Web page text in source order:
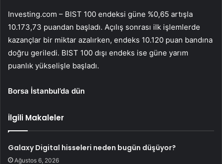
Investing.com – BIST 100 endeksi güne %0,65 artışla
10.173,73 puandan başladı. Açılış sonrası ilk işlemlerde
kazançlar bir miktar azalırken, endeks 10.120 puan bandına
doğru geriledi. BIST 100 dışı endeks ise güne yarım
puanlık yükselişle başladı.
Borsa İstanbul’da dün
İlgili Makaleler
Galaxy Digital hisseleri neden bugün düşüyor?
Ağustos 6, 2026